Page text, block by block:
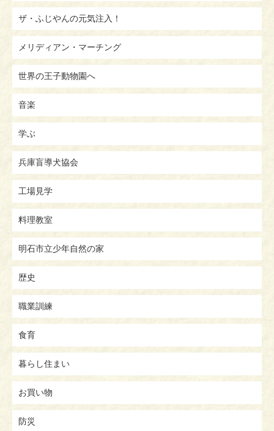
ザ・ふじやんの元気注入！
メリディアン・マーチング
世界の王子動物園へ
音楽
学ぶ
兵庫盲導犬協会
工場見学
料理教室
明石市立少年自然の家
歴史
職業訓練
食育
暮らし住まい
お買い物
防災